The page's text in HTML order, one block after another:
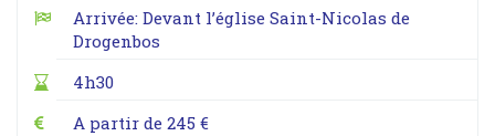
Arrivée: Devant l’église Saint-Nicolas de
Drogenbos
4h30
A partir de 245 €